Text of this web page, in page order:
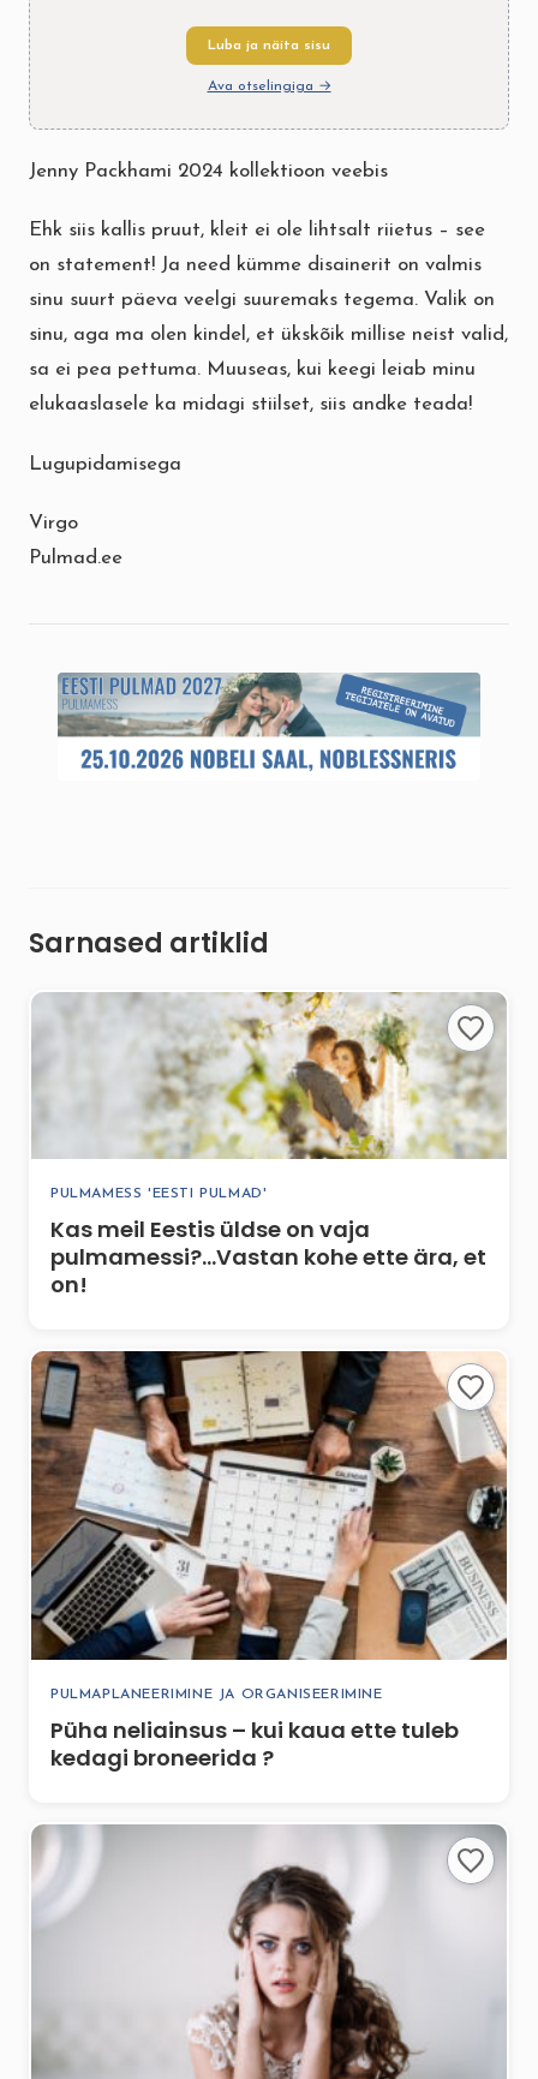
Luba ja näita sisu
Ava otselingiga →
Jenny Packhami 2024 kollektioon veebis
Ehk siis kallis pruut, kleit ei ole lihtsalt riietus – see
on statement! Ja need kümme disainerit on valmis
sinu suurt päeva veelgi suuremaks tegema. Valik on
sinu, aga ma olen kindel, et ükskõik millise neist valid,
sa ei pea pettuma. Muuseas, kui keegi leiab minu
elukaaslasele ka midagi stiilset, siis andke teada!
Lugupidamisega
Virgo
Pulmad.ee
Sarnased artiklid
PULMAMESS 'EESTI PULMAD'
Kas meil Eestis üldse on vaja
pulmamessi?…Vastan kohe ette ära, et
on!
PULMAPLANEERIMINE JA ORGANISEERIMINE
Püha neliainsus – kui kaua ette tuleb
kedagi broneerida ?